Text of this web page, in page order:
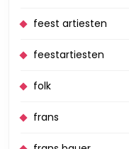
feest artiesten
feestartiesten
folk
frans